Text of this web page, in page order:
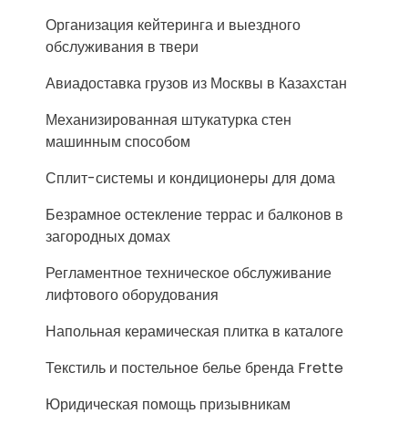
Организация кейтеринга и выездного
обслуживания в твери
Авиадоставка грузов из Москвы в Казахстан
Механизированная штукатурка стен
машинным способом
Сплит-системы и кондиционеры для дома
Безрамное остекление террас и балконов в
загородных домах
Регламентное техническое обслуживание
лифтового оборудования
Напольная керамическая плитка в каталоге
Текстиль и постельное белье бренда Frette
Юридическая помощь призывникам